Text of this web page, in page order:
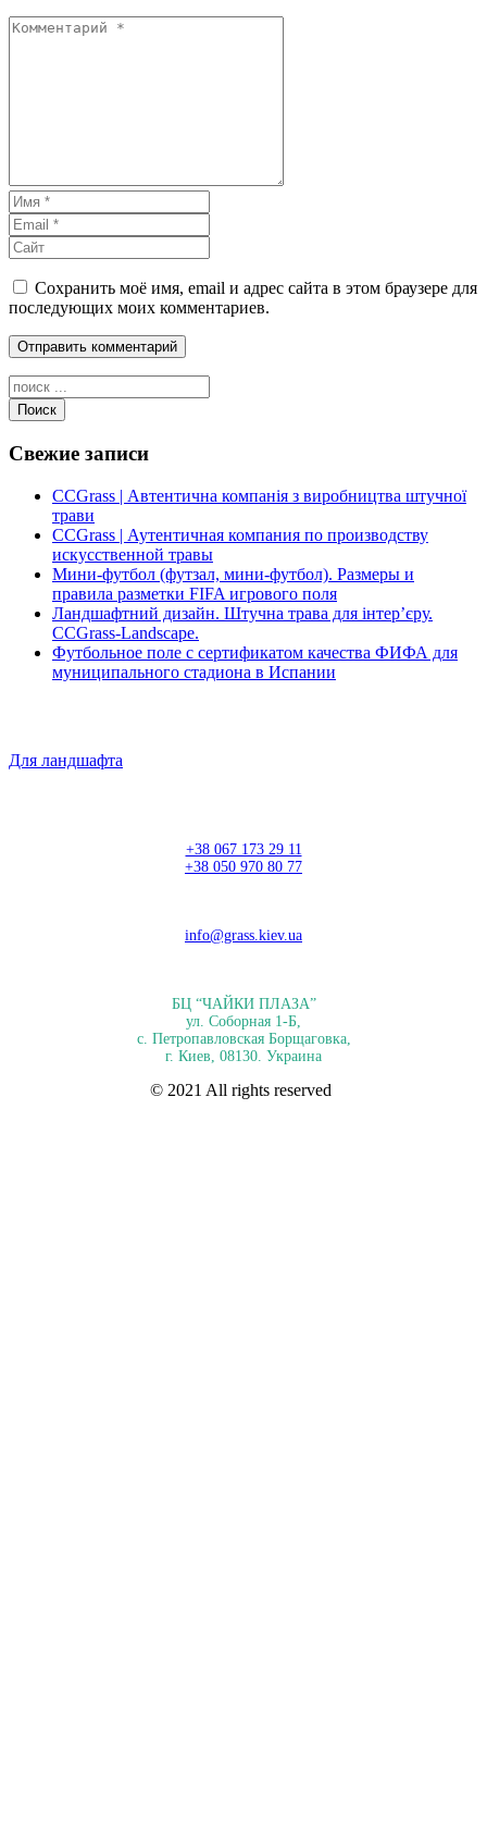
Сохранить моё имя, email и адрес сайта в этом браузере для
последующих моих комментариев.
Поиск
Свежие записи
CCGrass | Автентична компанія з виробництва штучної
трави
CCGrass | Аутентичная компания по производству
искусственной травы
Мини-футбол (футзал, мини-футбол). Размеры и
правила разметки FIFA игрового поля
Ландшафтний дизайн. Штучна трава для інтер’єру.
CCGrass-Landscape.
Футбольное поле с сертификатом качества ФИФА для
муниципального стадиона в Испании
Для ландшафта
+38 067 173 29 11
+38 050 970 80 77
info@grass.kiev.ua
БЦ “ЧАЙКИ ПЛАЗА”
ул. Соборная 1-Б,
с. Петропавловская Борщаговка,
г. Киев, 08130. Украина
© 2021 All rights reserved